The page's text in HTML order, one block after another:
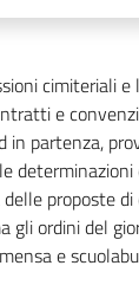
cimiteriali
e
in partenza,
determinazioni
proposte di
gli ordini del
e